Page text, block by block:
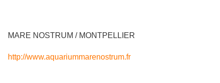
MARE NOSTRUM / MONTPELLIER
http://www.aquariummarenostrum.fr